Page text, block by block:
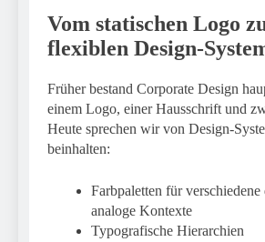
Vom statischen Logo
flexiblen Design-
Früher bestand Corporate Design
einem Logo, einer Hausschrift und
Heute sprechen wir von Design-
beinhalten:
Farbpaletten für
analoge Kontexte
Typografische Hierarchien